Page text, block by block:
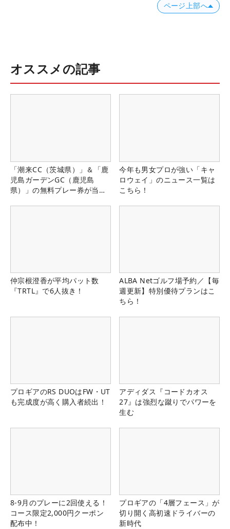
ページ上部へ
オススメの記事
「潮来CC（茨城県）」＆「鹿
児島ガーデンGC（鹿児島
県）」の無料プレー券が当た
今年も男女プロが強い「キャ
ロウェイ」のニュース一覧は
こちら！
仲宗根澄香が平均パット数
『TRTL』で6人抜き！
ALBA Netゴルフ場予約／【毎
週更新】特別優待プランはこ
ちら！
プロギアのRS DUOはFW・UT
も完成度が高く購入者続出！
アディダス『コードカオス
27』は強烈な蹴りでパワーを
生む
8-9月のプレーに2回使える！
コース限定2,000円クーポン
配布中！
プロギアの「4層フェース」が
切り開く高初速ドライバーの
新時代